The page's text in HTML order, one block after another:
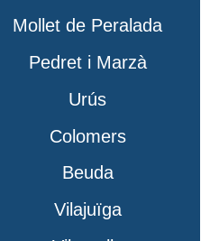
Mollet de Peralada
Pedret i Marzà
Urús
Colomers
Beuda
Vilajuïga